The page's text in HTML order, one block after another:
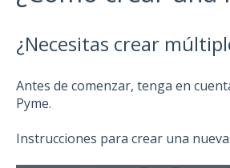
¿Necesitas crear
Antes de comenzar, tenga en
Pyme.
Instrucciones para crear una